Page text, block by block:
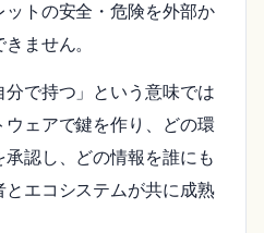
トの安全・危険を外部か
ません。
で持つ」という意味では
ェアで鍵を作り、どの環
認し、どの情報を誰にも
エコシステムが共に成熟